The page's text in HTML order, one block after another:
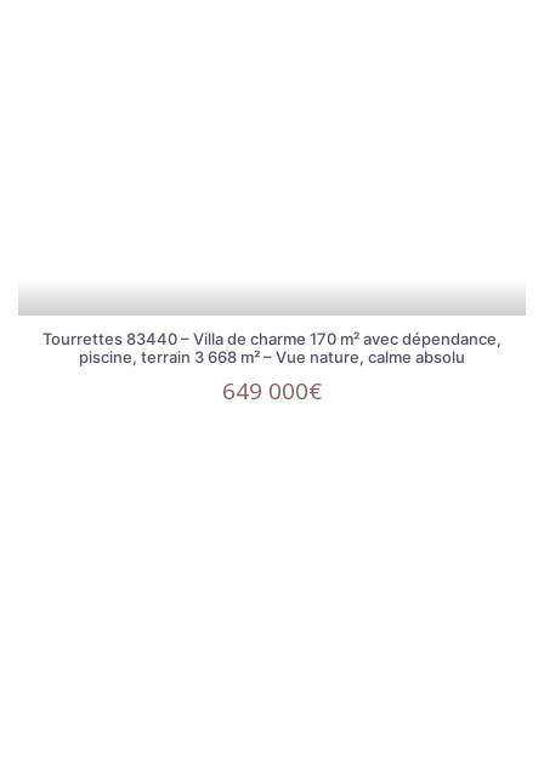
Tourrettes 83440 – Villa de charme 170 m² avec dépendance,
piscine, terrain 3 668 m² – Vue nature, calme absolu
649 000€